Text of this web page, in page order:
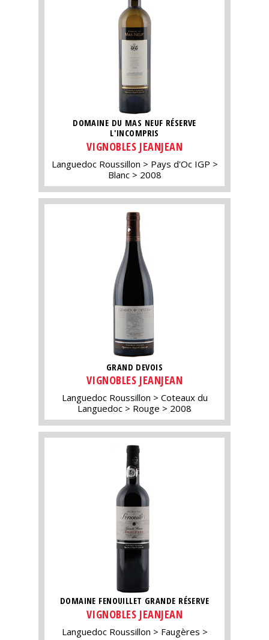
DOMAINE DU MAS NEUF RÉSERVE
L'INCOMPRIS
VIGNOBLES JEANJEAN
Languedoc Roussillon
Pays d'Oc IGP
Blanc
2008
GRAND DEVOIS
VIGNOBLES JEANJEAN
Languedoc Roussillon
Coteaux du
Languedoc
Rouge 2008
DOMAINE FENOUILLET GRANDE RÉSERVE
VIGNOBLES JEANJEAN
Languedoc Roussillon
Faugères